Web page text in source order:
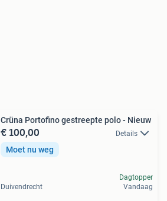
Crüna Portofino gestreepte polo - Nieuw
€ 100,00 Details
Moet nu weg
Duivendrecht
Dagtopper
Vandaag